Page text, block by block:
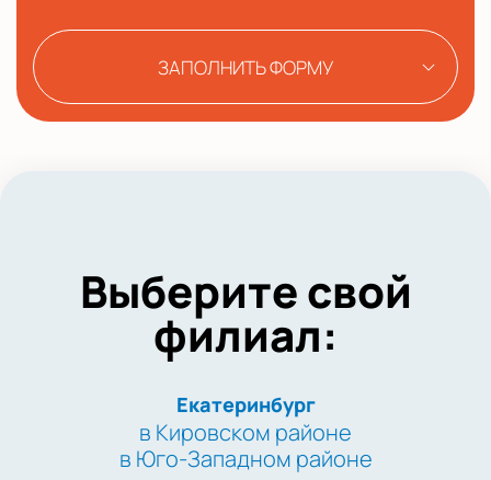
ЗАПОЛНИТЬ ФОРМУ
Выберите свой
филиал:
Екатеринбург
в Кировском районе
в Юго-Западном районе